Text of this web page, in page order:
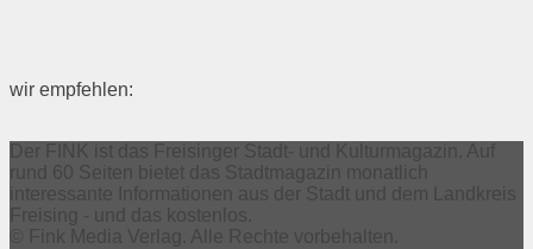
wir empfehlen:
Der FINK ist das Freisinger Stadt- und Kulturmagazin. Auf
rund 60 Seiten bietet das Stadtmagazin monatlich
interessante Informationen aus der Stadt und dem Landkreis
Freising - und das kostenlos.
© Fink Media Verlag. Alle Rechte vorbehalten.